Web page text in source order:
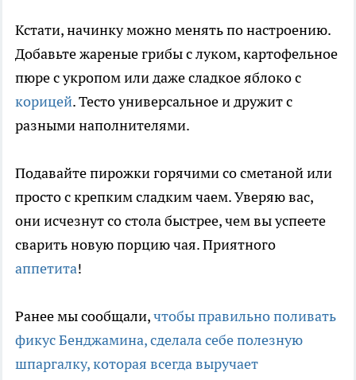
Кстати, начинку можно менять по настроению.
Добавьте жареные грибы с луком, картофельное
пюре с укропом или даже сладкое яблоко с
корицей. Тесто универсальное и дружит с
разными наполнителями.
Подавайте пирожки горячими со сметаной или
просто с крепким сладким чаем. Уверяю вас,
они исчезнут со стола быстрее, чем вы успеете
сварить новую порцию чая. Приятного
аппетита!
Ранее мы сообщали,чтобы правильно поливать
фикус Бенджамина, сделала себе полезную
шпаргалку, которая всегда выручает